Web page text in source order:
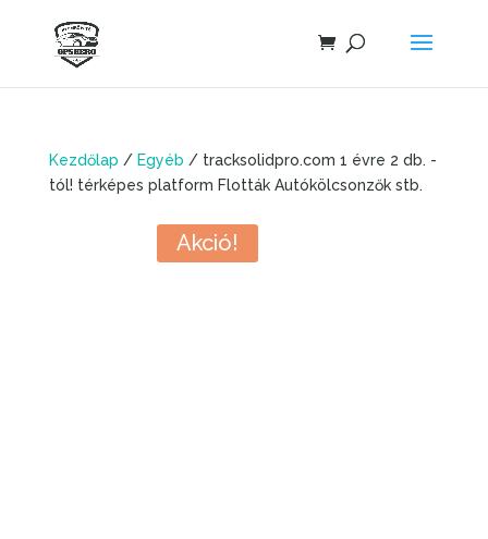
Kezdőlap / Egyéb / tracksolidpro.com 1 évre 2 db. -
tól! térképes platform Flották Autókölcsonzők stb.
Akció!